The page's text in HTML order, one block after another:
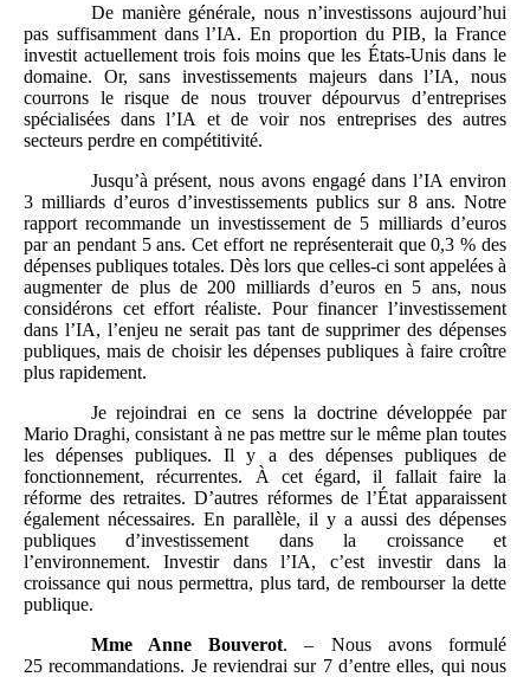
De manière générale, nous n’investissons aujourd’hui
pas suffisamment dans l’IA. En proportion du PIB, la France
investit actuellement trois fois moins que les États‑Unis dans le
domaine. Or, sans investissements majeurs dans l’IA, nous
courrons le risque de nous trouver dépourvus d’entreprises
spécialisées dans l’IA et de voir nos entreprises des autres
secteurs perdre en compétitivité.
Jusqu’à présent, nous avons engagé dans l’IA environ
3 milliards d’euros d’investissements publics sur 8 ans. Notre
rapport recommande un investissement de 5 milliards d’euros
par an pendant 5 ans. Cet effort ne représenterait que 0,3 % des
dépenses publiques totales. Dès lors que celles‑ci sont appelées à
augmenter de plus de 200 milliards d’euros en 5 ans, nous
considérons cet effort réaliste. Pour financer l’investissement
dans l’IA, l’enjeu ne serait pas tant de supprimer des dépenses
publiques, mais de choisir les dépenses publiques à faire croître
plus rapidement.
Je rejoindrai en ce sens la doctrine développée par
Mario Draghi, consistant à ne pas mettre sur le même plan toutes
les dépenses publiques. Il y a des dépenses publiques de
fonctionnement, récurrentes. À cet égard, il fallait faire la
réforme des retraites. D’autres réformes de l’État apparaissent
également nécessaires. En parallèle, il y a aussi des dépenses
publiques d’investissement dans la croissance et
l’environnement. Investir dans l’IA, c’est investir dans la
croissance qui nous permettra, plus tard, de rembourser la dette
publique.
Mme Anne Bouverot. – Nous avons formulé
25 recommandations. Je reviendrai sur 7 d’entre elles, qui nous